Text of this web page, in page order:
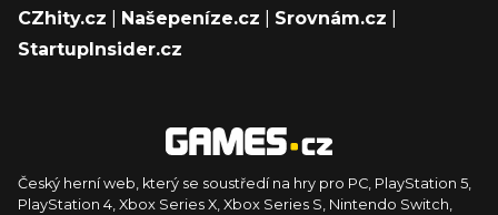
CZhity.cz
Našepeníze.cz Srovnám.cz
StartupInsider.cz
Český herní web, který se soustředí na hry pro PC, PlayStation 5,
PlayStation 4, Xbox Series X, Xbox Series S, Nintendo Switch,